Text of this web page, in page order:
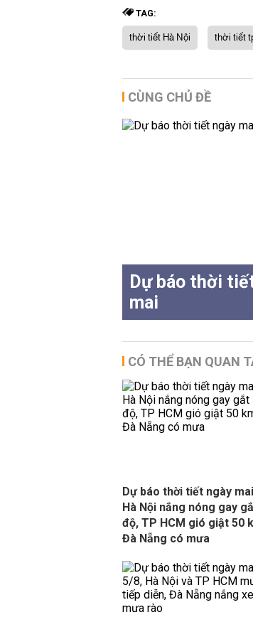
TAG:
thời tiết Hà Nội thời tiết
CÙNG CHỦ ĐỀ
Dự báo thời
mai
CÓ THỂ BẠN QUAN
Dự báo thời tiết ngày
Hà Nội nắng nóng gay
độ, TP HCM gió giật 50
Đà Nẵng có mưa